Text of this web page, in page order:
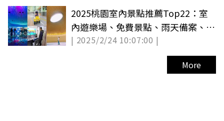
2025桃園室內景點推薦Top22：室
內遊樂場、免費景點、雨天備案、親
子景點
| 2025/2/24 10:07:00 |
More